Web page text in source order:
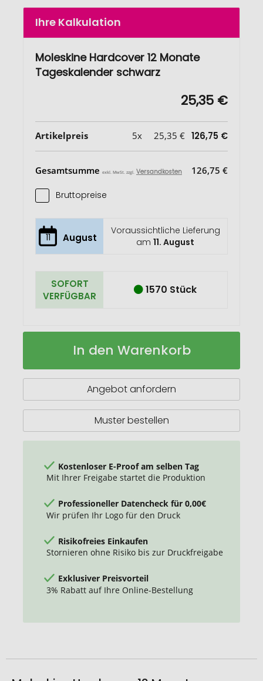
Ihre Kalkulation
Moleskine Hardcover 12 Monate
Tageskalender schwarz
25,35 €
Artikelpreis 5x 25,35 € 126,75 €
Gesamtsumme exkl. MwSt. zzgl. Versandkosten 126,75 €
Bruttopreise
11 August
Voraussichtliche Lieferung
am11. August
SOFORT
VERFÜGBAR
1570 Stück
Moleskine
Tageskalender
Auf
In den Warenkorb
Angebot anfordern
Muster bestellen
Kostenloser E-Proof am selben Tag
Mit Ihrer Freigabe startet die Produktion
Professioneller Datencheck für 0,00€
Wir prüfen Ihr Logo für den Druck
Risikofreies Einkaufen
Stornieren ohne Risiko bis zur Druckfreigabe
Exklusiver Preisvorteil
3% Rabatt auf Ihre Online-Bestellung